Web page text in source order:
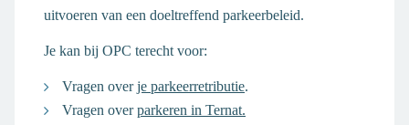
uitvoeren van een doeltreffend parkeerbeleid.
Je kan bij OPC terecht voor:
Vragen overje parkeerretributie.
Vragen overparkeren in Ternat.